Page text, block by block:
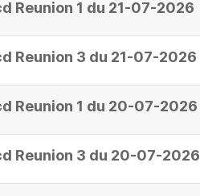
Reunion 1 du 21-07-2026
Reunion 3 du 21-07-2026
Reunion 1 du 20-07-2026
Reunion 3 du 20-07-2026